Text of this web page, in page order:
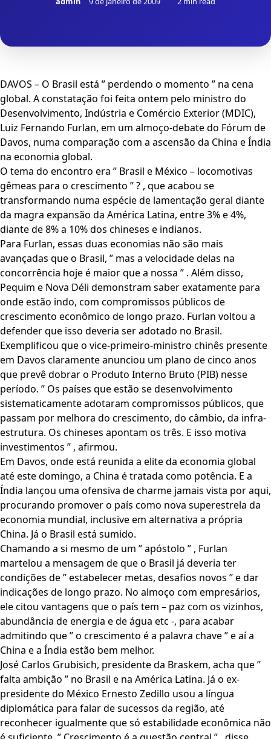
DAVOS – O Brasil está ” perdendo o momento ” na cena
global. A constatação foi feita ontem pelo ministro do
Desenvolvimento, Indústria e Comércio Exterior (MDIC),
Luiz Fernando Furlan, em um almoço-debate do Fórum de
Davos, numa comparação com a ascensão da China e Índia
na economia global.
O tema do encontro era ” Brasil e México – locomotivas
gêmeas para o crescimento ” ? , que acabou se
transformando numa espécie de lamentação geral diante
da magra expansão da América Latina, entre 3% e 4%,
diante de 8% a 10% dos chineses e indianos.
Para Furlan, essas duas economias não são mais
avançadas que o Brasil, ” mas a velocidade delas na
concorrência hoje é maior que a nossa ” . Além disso,
Pequim e Nova Déli demonstram saber exatamente para
onde estão indo, com compromissos públicos de
crescimento econômico de longo prazo. Furlan voltou a
defender que isso deveria ser adotado no Brasil.
Exemplificou que o vice-primeiro-ministro chinês presente
em Davos claramente anunciou um plano de cinco anos
que prevê dobrar o Produto Interno Bruto (PIB) nesse
período. ” Os países que estão se desenvolvimento
sistematicamente adotaram compromissos públicos, que
passam por melhora do crescimento, do câmbio, da infra-
estrutura. Os chineses apontam os três. E isso motiva
investimentos ” , afirmou.
Em Davos, onde está reunida a elite da economia global
até este domingo, a China é tratada como potência. E a
Índia lançou uma ofensiva de charme jamais vista por aqui,
procurando promover o país como nova superestrela da
economia mundial, inclusive em alternativa a própria
China. Já o Brasil está sumido.
Chamando a si mesmo de um ” apóstolo ” , Furlan
martelou a mensagem de que o Brasil já deveria ter
condições de ” estabelecer metas, desafios novos ” e dar
indicações de longo prazo. No almoço com empresários,
ele citou vantagens que o país tem – paz com os vizinhos,
abundância de energia e de água etc -, para acabar
admitindo que ” o crescimento é a palavra chave ” e aí a
China e a Índia estão bem melhor.
José Carlos Grubisich, presidente da Braskem, acha que ”
falta ambição ” no Brasil e na América Latina. Já o ex-
presidente do México Ernesto Zedillo usou a língua
diplomática para falar de sucessos da região, até
reconhecer igualmente que só estabilidade econômica não